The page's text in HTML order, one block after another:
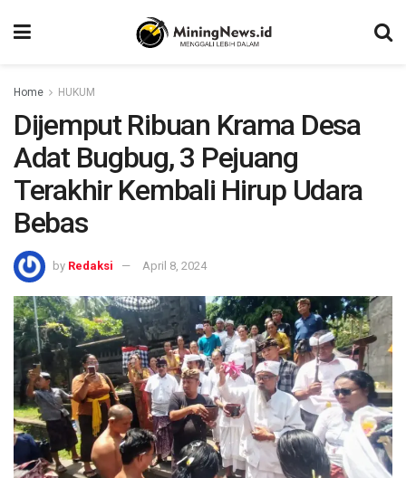
Home HUKUM
Dijemput Ribuan Krama Desa
Adat Bugbug, 3 Pejuang
Terakhir Kembali Hirup Udara
Bebas
by Redaksi April 8, 2024